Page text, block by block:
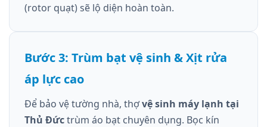
(rotor quạt) sẽ lộ diện hoàn toàn.
Bước 3: Trùm bạt vệ sinh & Xịt rửa
áp lực cao
Để bảo vệ tường nhà, thợvệ sinh máy lạnh tại
Thủ Đứctrùm áo bạt chuyên dụng. Bọc kín